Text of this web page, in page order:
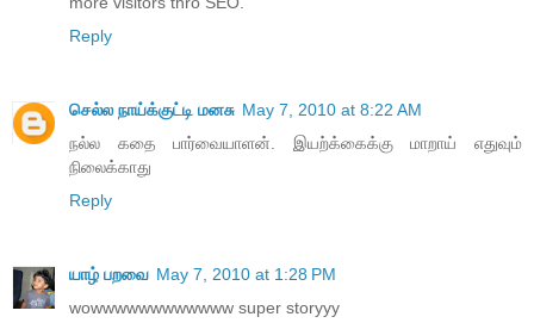
Reply
செல்ல நாய்க்குட்டி மனசு May 7, 2010 at 8:22 AM
நல்ல கதை பார்வையாளன். இயற்க்கைக்கு மாறாய் எதுவும்
நிலைக்காது
Reply
யாழ் பறவை May 7, 2010 at 1:28 PM
wowwwwwwwwwwww super storyyy